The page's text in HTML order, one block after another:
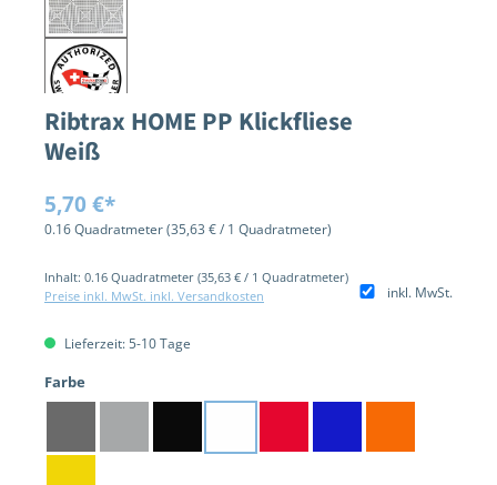
Ribtrax HOME PP Klickfliese
Weiß
5,70 €*
0.16 Quadratmeter(35,63 € / 1 Quadratmeter)
Inhalt: 0.16 Quadratmeter (35,63 € / 1 Quadratmeter)
inkl. MwSt.
Preise inkl. MwSt. inkl. Versandkosten
Lieferzeit: 5-10 Tage
Farbe